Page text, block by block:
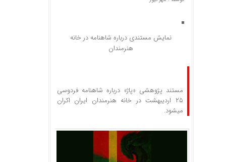
نمایش مستندی درباره شاهنامه در خانه
هنرمندان
مستند پژوهشی «پاژ» درباره شاهنامه فردوسی
۲۵ اردیبهشت در خانه هنرمندان ایران اکران
می‎شود.